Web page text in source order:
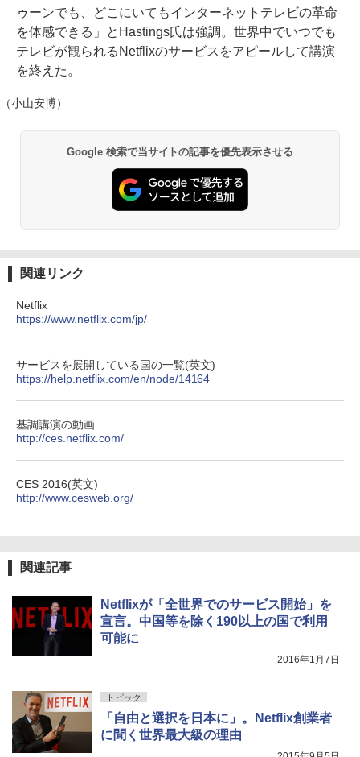
ゥーンでも、どこにいてもインターネットテレビの革命
を体感できる」とHastings氏は強調。世界中でいつでも
テレビが観られるNetflixのサービスをアピールして講演
を終えた。
（小山安博）
Google 検索で当サイトの記事を優先表示させる
関連リンク
Netflix
https://www.netflix.com/jp/
サービスを展開している国の一覧(英文)
https://help.netflix.com/en/node/14164
基調講演の動画
http://ces.netflix.com/
CES 2016(英文)
http://www.cesweb.org/
関連記事
Netflixが「全世界でのサービス開始」を
宣言。中国等を除く190以上の国で利用
可能に
2016年1月7日
トピック
「自由と選択を日本に」。Netflix創業者
に聞く世界最大級の理由